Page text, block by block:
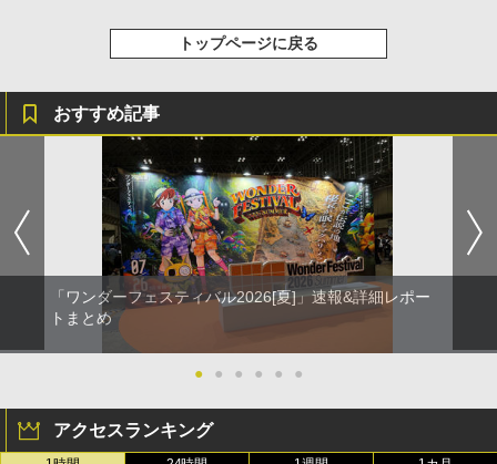
トップページに戻る
おすすめ記事
「ワンダーフェスティバル2026[夏]」速報&詳細レポー
トまとめ
● ● ● ● ● ●
アクセスランキング